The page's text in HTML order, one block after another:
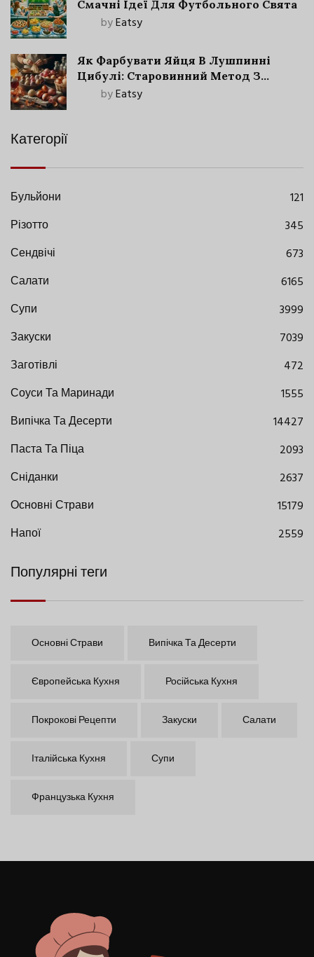
Смачні Ідеї Для Футбольного Свята
byEatsy
Як Фарбувати Яйця В Лушпинні
Цибулі: Старовинний Метод З
Сучасними Нюансами
byEatsy
Категорії
Бульйони
121
Різотто
345
Сендвічі
673
Салати
6165
Супи
3999
Закуски
7039
Заготівлі
472
Соуси Та Маринади
1555
Випічка Та Десерти
14427
Паста Та Піца
2093
Сніданки
2637
Основні Страви
15179
Напої
2559
Популярні теги
Основні Страви Випічка Та Десерти
Європейська Кухня Російська Кухня
Покрокові Рецепти Закуски Салати
Італійська Кухня Супи
Французька Кухня